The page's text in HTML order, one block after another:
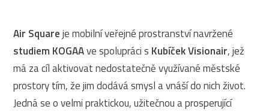
Air Squareje mobilní veřejné prostranství navržené
studiem KOGAAve spolupráci s Kubíček Visionair, jež
má za cíl aktivovat nedostatečně využívané městské
prostory tím, že jim dodává smysl a vnáší do nich život.
Jedná se o velmi praktickou, užitečnou a prosperující